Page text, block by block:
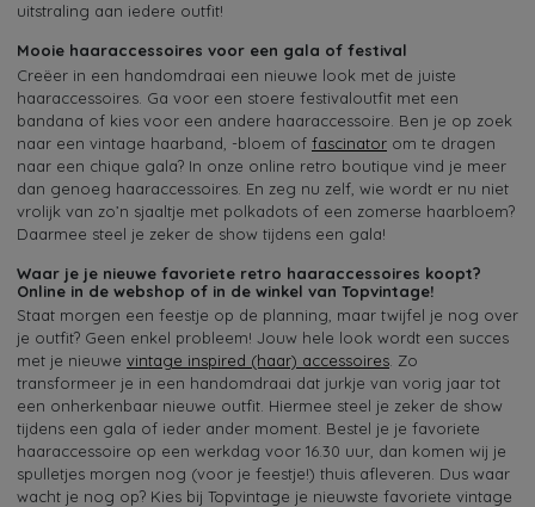
uitstraling aan iedere outfit!
Mooie haaraccessoires voor een gala of festival
Creëer in een handomdraai een nieuwe look met de juiste
haaraccessoires. Ga voor een stoere festivaloutfit met een
bandana of kies voor een andere haaraccessoire. Ben je op zoek
naar een vintage haarband, -bloem of fascinator om te dragen
naar een chique gala? In onze online retro boutique vind je meer
dan genoeg haaraccessoires. En zeg nu zelf, wie wordt er nu niet
vrolijk van zo’n sjaaltje met polkadots of een zomerse haarbloem?
Daarmee steel je zeker de show tijdens een gala!
Waar je je nieuwe favoriete retro haaraccessoires koopt?
Online in de webshop of in de winkel van Topvintage!
Staat morgen een feestje op de planning, maar twijfel je nog over
je outfit? Geen enkel probleem! Jouw hele look wordt een succes
met je nieuwe vintage inspired (haar) accessoires . Zo
transformeer je in een handomdraai dat jurkje van vorig jaar tot
een onherkenbaar nieuwe outfit. Hiermee steel je zeker de show
tijdens een gala of ieder ander moment. Bestel je je favoriete
haaraccessoire op een werkdag voor 16.30 uur, dan komen wij je
spulletjes morgen nog (voor je feestje!) thuis afleveren. Dus waar
wacht je nog op? Kies bij Topvintage je nieuwste favoriete vintage